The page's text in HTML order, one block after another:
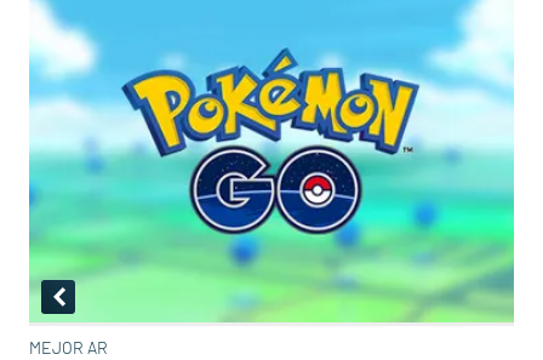
MEJOR AR